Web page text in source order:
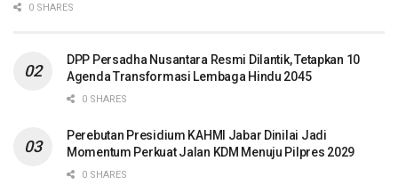
0 SHARES
DPP Persadha Nusantara Resmi Dilantik, Tetapkan 10
Agenda Transformasi Lembaga Hindu 2045
0 SHARES
Perebutan Presidium KAHMI Jabar Dinilai Jadi
Momentum Perkuat Jalan KDM Menuju Pilpres 2029
0 SHARES